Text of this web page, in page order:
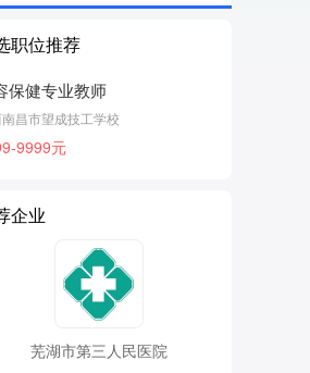
职位推荐
保健专业教师
昌市望成技工学校
9999元
企业
芜湖市第三人民医院